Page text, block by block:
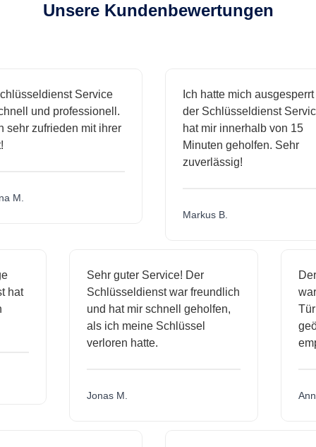
Unsere Kundenbewertungen
Service
und professionell.
zufrieden mit ihrer
Ich hatte mich ausgesperrt
der Schlüsseldienst Service
hat mir innerhalb von 15
Minuten geholfen. Sehr
zuverlässig!
Markus B.
hat
Sehr guter Service! Der
Schlüsseldienst war freundlich
und hat mir schnell geholfen,
als ich meine Schlüssel
verloren hatte.
Jonas M.